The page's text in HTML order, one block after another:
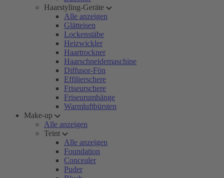
Haarstyling-Geräte
Alle anzeigen
Glätteisen
Lockenstäbe
Heizwickler
Haartrockner
Haarschneidemaschine
Diffusor-Fön
Effilierschere
Friseurschere
Friseurumhänge
Warmluftbürsten
Make-up
Alle anzeigen
Teint
Alle anzeigen
Foundation
Concealer
Puder